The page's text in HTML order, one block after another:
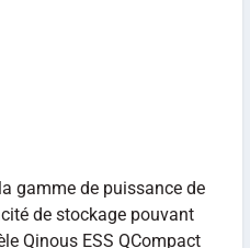
gamme de puissance de
de stockage pouvant
Qinous ESS QCompact